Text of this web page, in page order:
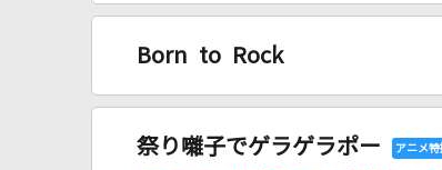
Born to Rock
祭り囃子でゲラゲラポー